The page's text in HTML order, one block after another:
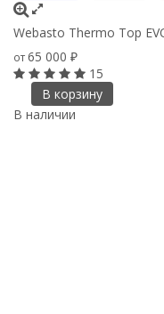
Webasto Thermo Top
от65 000 ₽
15
В корзину
В наличии